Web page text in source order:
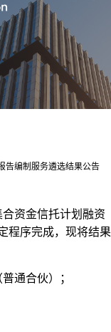
告编制服务遴选结果公告
资金信托计划融资
程序完成，现将结果
通合伙）；